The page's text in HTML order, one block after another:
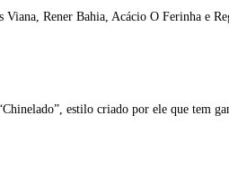
Rener Bahia, Acácio O Ferinha e
estilo criado por ele que tem